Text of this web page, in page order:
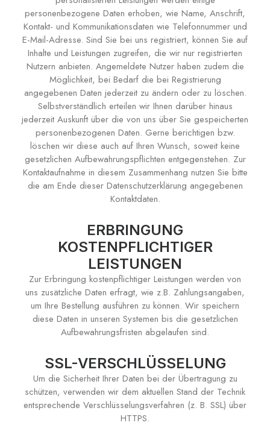
personenbezogene Daten erhoben, wie Name, Anschrift,
Kontakt- und Kommunikationsdaten wie Telefonnummer und
E-Mail-Adresse. Sind Sie bei uns registriert, können Sie auf
Inhalte und Leistungen zugreifen, die wir nur registrierten
Nutzern anbieten. Angemeldete Nutzer haben zudem die
Möglichkeit, bei Bedarf die bei Registrierung
angegebenen Daten jederzeit zu ändern oder zu löschen.
Selbstverständlich erteilen wir Ihnen darüber hinaus
jederzeit Auskunft über die von uns über Sie gespeicherten
personenbezogenen Daten. Gerne berichtigen bzw.
löschen wir diese auch auf Ihren Wunsch, soweit keine
gesetzlichen Aufbewahrungspflichten entgegenstehen. Zur
Kontaktaufnahme in diesem Zusammenhang nutzen Sie bitte
die am Ende dieser Datenschutzerklärung angegebenen
Kontaktdaten.
ERBRINGUNG
KOSTENPFLICHTIGER
LEISTUNGEN
Zur Erbringung kostenpflichtiger Leistungen werden von
uns zusätzliche Daten erfragt, wie z.B. Zahlungsangaben,
um Ihre Bestellung ausführen zu können. Wir speichern
diese Daten in unseren Systemen bis die gesetzlichen
Aufbewahrungsfristen abgelaufen sind.
SSL-VERSCHLÜSSELUNG
Um die Sicherheit Ihrer Daten bei der Übertragung zu
schützen, verwenden wir dem aktuellen Stand der Technik
entsprechende Verschlüsselungsverfahren (z. B. SSL) über
HTTPS.